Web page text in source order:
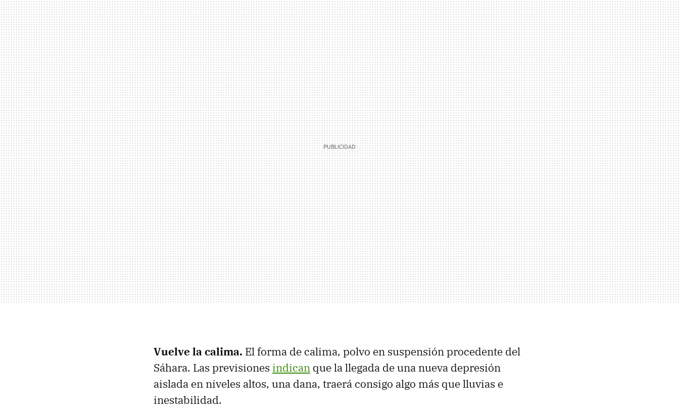
Vuelve la calima. El forma de calima, polvo en suspensión procedente del
Sáhara. Las previsiones indican que la llegada de una nueva depresión
aislada en niveles altos, una dana, traerá consigo algo más que lluvias e
inestabilidad.